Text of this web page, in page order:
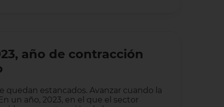
año de contracción
quedan estancados. Avanzar cuando la
un año, 2023, en el que el sector